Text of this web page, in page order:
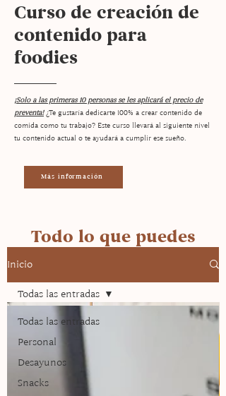
Curso de creación de
contenido para
foodies
¡Solo a las primeras 10 personas se les aplicará el precio de
preventa!¿Te gustaría dedicarte 100% a crear contenido de
comida como tu trabajo? Este curso llevará al siguiente nivel
tu contenido actual o te ayudará a cumplir ese sueño.
Más información
Todo lo que puedes
encontrar en la página
Inicio
Todas las entradas
Personal
Desayunos
Snacks
Todas las entradas